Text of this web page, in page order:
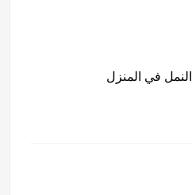
في المنزل